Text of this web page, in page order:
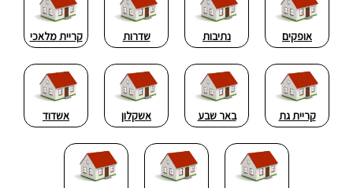
אופקים נתיבות שדרות קריית מלאכי
קריית גת באר שבע אשקלון אשדוד